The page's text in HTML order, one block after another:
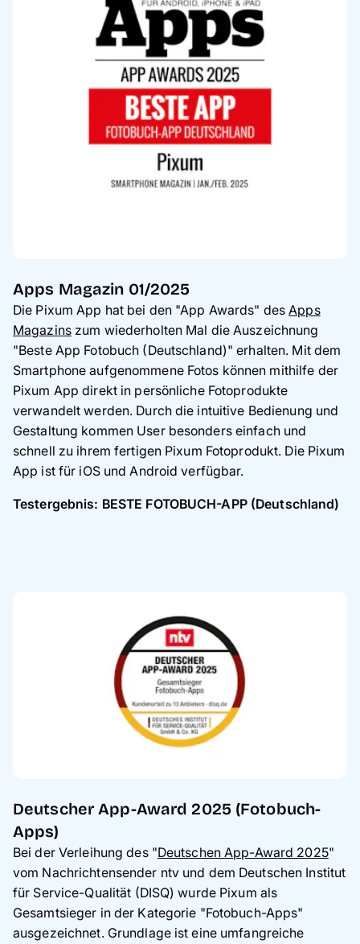
Apps Magazin 01/2025
Die Pixum App hat bei den "App Awards" desApps
Magazinszum wiederholten Mal die Auszeichnung
"Beste App Fotobuch (Deutschland)" erhalten. Mit dem
Smartphone aufgenommene Fotos können mithilfe der
Pixum App direkt in persönliche Fotoprodukte
verwandelt werden. Durch die intuitive Bedienung und
Gestaltung kommen User besonders einfach und
schnell zu ihrem fertigen Pixum Fotoprodukt. Die Pixum
App ist für iOS und Android verfügbar.
Testergebnis: BESTE FOTOBUCH-APP (Deutschland)
Deutscher App-Award 2025 (Fotobuch-
Apps)
Bei der Verleihung des "Deutschen App-Award 2025"
vom Nachrichtensender ntv und dem Deutschen Institut
für Service-Qualität (DISQ) wurde Pixum als
Gesamtsieger in der Kategorie "Fotobuch-Apps"
ausgezeichnet. Grundlage ist eine umfangreiche